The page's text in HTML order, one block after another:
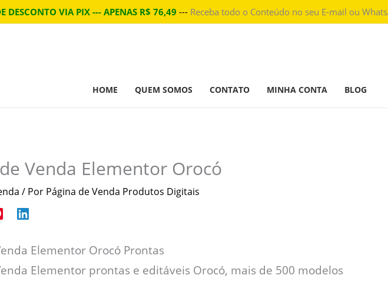
DESCONTO VIA PIX --- APENAS R$ 76,49 --- Receba todo o Conteúdo no seu E-mail ou
HOME QUEM SOMOS CONTATO MINHA CONTA BLOG
Venda Elementor Orocó
/ Por Página de Venda Produtos Digitais
Elementor Orocó Prontas
Elementor prontas e editáveis Orocó, mais de 500 modelos